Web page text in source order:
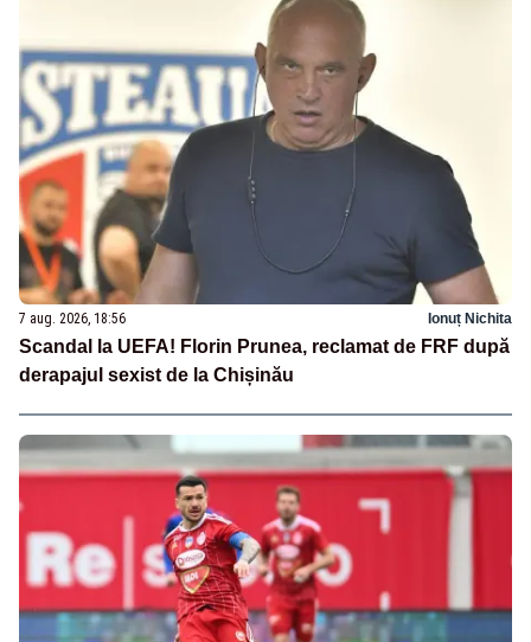
7 aug. 2026, 18:56 Ionuț Nichita
Scandal la UEFA! Florin Prunea, reclamat de FRF după
derapajul sexist de la Chișinău